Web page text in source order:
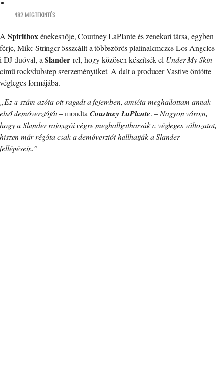
482 MEGTEKINTÉS
A Spiritboxénekesnője, Courtney LaPlante és zenekari társa, egyben
férje, Mike Stringer összeállt a többszörös platinalemezes Los Angeles-
i DJ-duóval, a Slander-rel, hogy közösen készítsék el Under My Skin
című rock/dubstep szerzeményüket. A dalt a producer Vastive öntötte
végleges formájába.
„Ez a szám azóta ott ragadt a fejemben, amióta meghallottam annak
első demóverzióját– mondta Courtney LaPlante. – Nagyon várom,
hogy a Slander rajongói végre meghallgathassák a végleges változatot,
hiszen már régóta csak a demóverziót hallhatják a Slander
fellépésein.”